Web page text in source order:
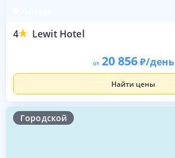
4 Lewit Hotel
от 20 856 /день
Найти цены
Городской